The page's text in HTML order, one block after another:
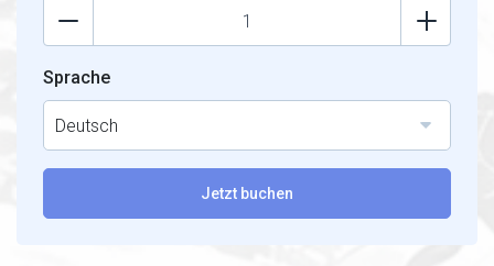
Sprache
Deutsch
Jetzt buchen